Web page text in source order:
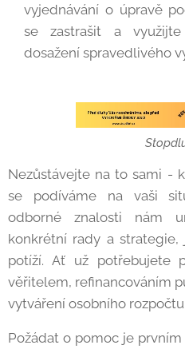
vyjednávání o úpravě
se zastrašit a
dosažení spravedlivého
Nezůstávejte na to sami -
se podíváme na vaši
odborné znalosti nám
konkrétní rady a
potíží. Ať už potřebujete
věřitelem, refinancováním
vytváření osobního
Požádat o pomoc je